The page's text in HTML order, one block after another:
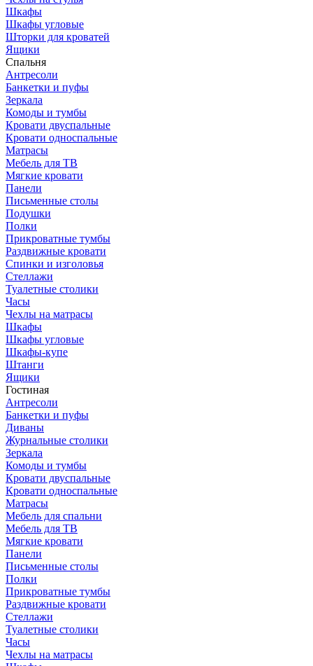
Шкафы
Шкафы угловые
Шторки для кроватей
Ящики
Спальня
Антресоли
Банкетки и пуфы
Зеркала
Комоды и тумбы
Кровати двуспальные
Кровати односпальные
Матрасы
Мебель для ТВ
Мягкие кровати
Панели
Письменные столы
Подушки
Полки
Прикроватные тумбы
Раздвижные кровати
Спинки и изголовья
Стеллажи
Туалетные столики
Часы
Чехлы на матрасы
Шкафы
Шкафы угловые
Шкафы-купе
Штанги
Ящики
Гостиная
Антресоли
Банкетки и пуфы
Диваны
Журнальные столики
Зеркала
Комоды и тумбы
Кровати двуспальные
Кровати односпальные
Матрасы
Мебель для спальни
Мебель для ТВ
Мягкие кровати
Панели
Письменные столы
Полки
Прикроватные тумбы
Раздвижные кровати
Стеллажи
Туалетные столики
Часы
Чехлы на матрасы